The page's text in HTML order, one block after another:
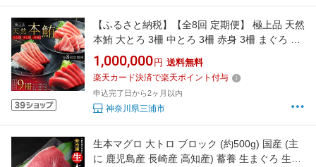
【ふるさと納税】【全8回 定期便】 極上品 天然
本鮪 大とろ 3柵 中とろ 3柵 赤身 3柵 まぐろ マ
グロ 鮪 定期 三崎 三崎港 海鮮 魚 魚介 母の日
父の日 敬老の日 オーシャン・グロウ 神奈川 三
浦市 おすすめ ランキング プレゼント ギフト
1,000,000 円 送料無料
楽天カード決済で楽天ポイント付与
申込完了日から2ヶ月以内
神奈川県三浦市
生本マグロ 大トロ ブロック (約500g) 国産 (主
に 鹿児島産 長崎産 高知産) 蓄養 生まぐろ 生マ